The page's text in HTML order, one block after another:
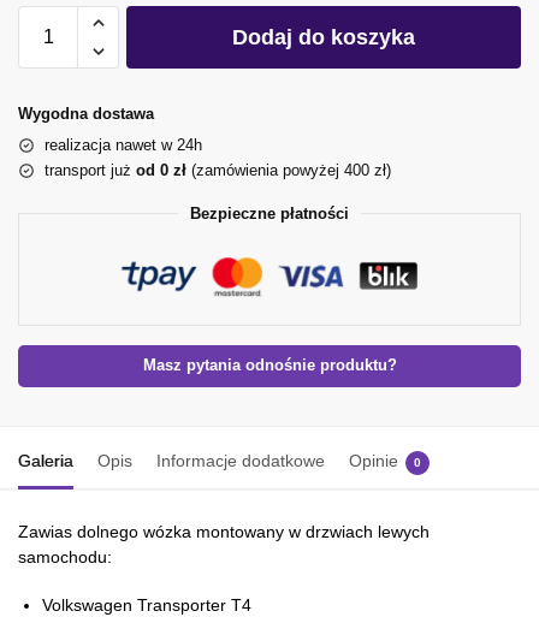
Dodaj do koszyka
Wygodna dostawa
realizacja nawet w 24h
transport już od 0 zł (zamówienia powyżej 400 zł)
Bezpieczne płatności
Masz pytania odnośnie produktu?
Galeria Opis Informacje dodatkowe Opinie 0
Zawias dolnego wózka montowany w drzwiach lewych
samochodu:
Volkswagen Transporter T4